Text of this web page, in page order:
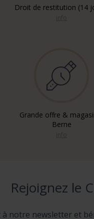
Droit de restitution (14
Grande offre &
Berne
Rejoignez le
notre newsletter et